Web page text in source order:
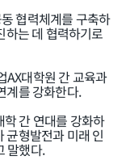
협력체계를 구축하
하는 데 협력하기로
AX대학원 간 교육과
계를 강화한다.
간 연대를 강화하
균형발전과 미래 인
말했다.